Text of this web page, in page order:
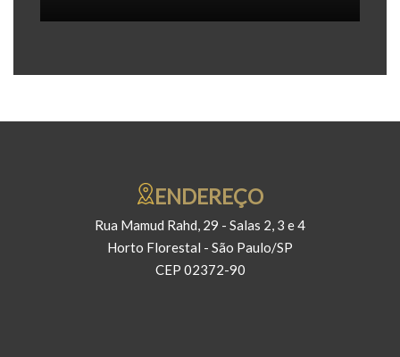
ENDEREÇO
Rua Mamud Rahd, 29 - Salas 2, 3 e 4
Horto Florestal - São Paulo/SP
CEP 02372-90